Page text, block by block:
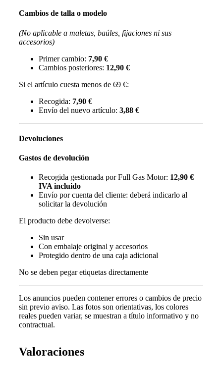
Cambios de talla o modelo
(No aplicable a maletas, baúles, fijaciones ni sus
accesorios)
Primer cambio: 7,90 €
Cambios posteriores: 12,90 €
Si el artículo cuesta menos de 69 €:
Recogida: 7,90 €
Envío del nuevo artículo: 3,88 €
Devoluciones
Gastos de devolución
Recogida gestionada por Full Gas Motor: 12,90 €
IVA incluido
Envío por cuenta del cliente: deberá indicarlo al
solicitar la devolución
El producto debe devolverse:
Sin usar
Con embalaje original y accesorios
Protegido dentro de una caja adicional
No se deben pegar etiquetas directamente
Los anuncios pueden contener errores o cambios de precio
sin previo aviso. Las fotos son orientativas, los colores
reales pueden variar, se muestran a título informativo y no
contractual.
Valoraciones